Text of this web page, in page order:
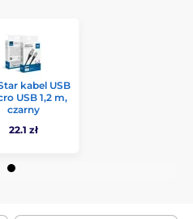
kabel USB
USB 1,2 m,
czarny
22.1 zł